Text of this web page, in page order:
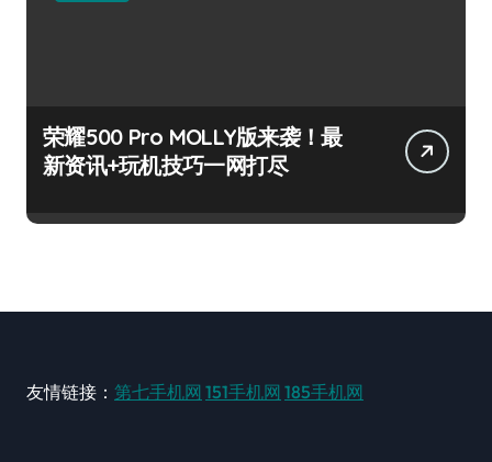
荣耀500 Pro MOLLY版来袭！最
新资讯+玩机技巧一网打尽
友情链接： 第七手机网 151手机网 185手机网